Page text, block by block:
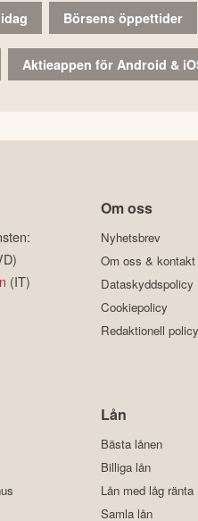
Börsens öppettider
Aktieappen för Android &
(IT)
Om oss
Nyhetsbrev
Om oss & kontakt
Dataskyddspolicy
Cookiepolicy
Redaktionell policy
Lån
Bästa lånen
Billiga lån
Lån med låg ränta
Samla lån